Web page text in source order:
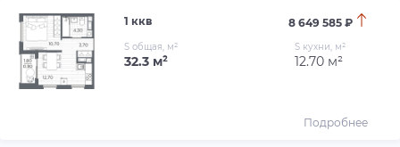
1 ккв 8 649 585 ₽
S общая, м²
32.3 м²
S кухни, м²
12.70 м²
Подробнее